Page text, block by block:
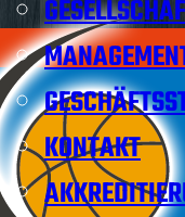
KONTAKT